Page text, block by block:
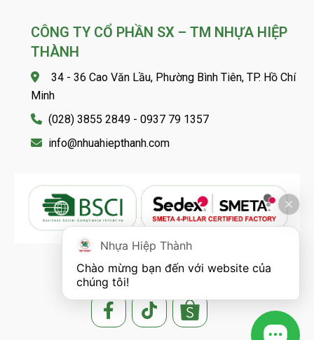
CÔNG TY CỔ PHẦN SX – TM NHỰA HIỆP
THÀNH
34 - 36 Cao Văn Lầu, Phường Bình Tiên, TP. Hồ Chí
Minh
(028) 3855 2849 - 0937 79 1357
info@nhuahiepthanh.com
FOLLOW US
Nhựa Hiệp Thành
Chào mừng bạn đến với website của
chúng tôi!